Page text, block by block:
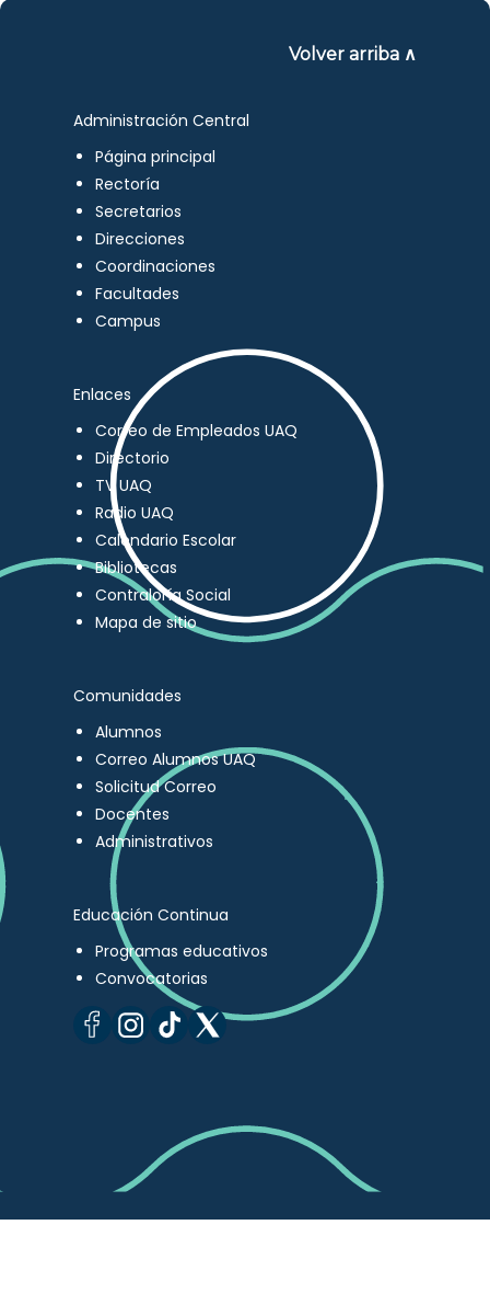
Volver arriba ∧
Administración Central
Página principal
Rectoría
Secretarios
Direcciones
Coordinaciones
Facultades
Campus
Enlaces
Correo de Empleados UAQ
Directorio
TV UAQ
Radio UAQ
Calendario Escolar
Bibliotecas
Contraloría Social
Mapa de sitio
Comunidades
Alumnos
Correo Alumnos UAQ
Solicitud Correo
Docentes
Administrativos
Educación Continua
Programas educativos
Convocatorias